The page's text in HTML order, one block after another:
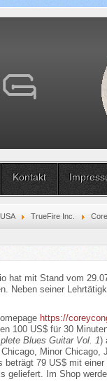
Kontakt
TrueFire Inc.
hat mit Stand vom
Neben seiner
https://
100 US$ für 30
Blues Guitar Vol. 1)
Minor Chicago,
beträgt 79 US$ mit
geliefert. Im Shop